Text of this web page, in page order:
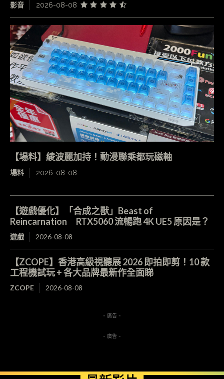
影音 2026-08-08
【場料】綾波麗加持！動漫聯乘都玩磁軸
場料 2026-08-08
【遊戲優化】「合成之獸」Beast of
Reincarnation RTX5060 流暢跑 4K UE5 原因是？
遊戲 2026-08-08
【ZCOPE】香港高級視聽展 2026 即拍即剪！10 款
工程機試玩 + 各大品牌最新作全面睇
ZCOPE 2026-08-08
- 廣告 -
- 廣告 -